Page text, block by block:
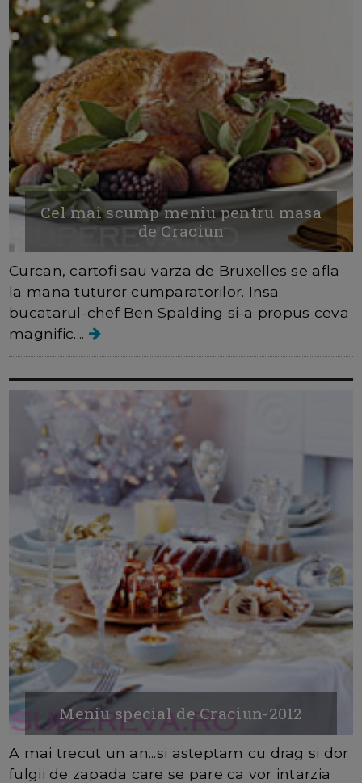
Cel mai scump meniu pentru masa
de Craciun
Curcan, cartofi sau varza de Bruxelles se afla
la mana tuturor cumparatorilor. Insa
bucatarul-chef Ben Spalding si-a propus ceva
magnific....
Meniu special de Craciun-2012
A mai trecut un an...si asteptam cu drag si dor
fulgii de zapada care se pare ca vor intarzia